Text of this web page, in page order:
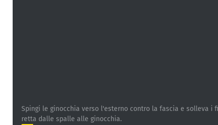
Spingi le ginocchia verso l'esterno contro la fascia e solleva
retta dalle spalle alle ginocchia.